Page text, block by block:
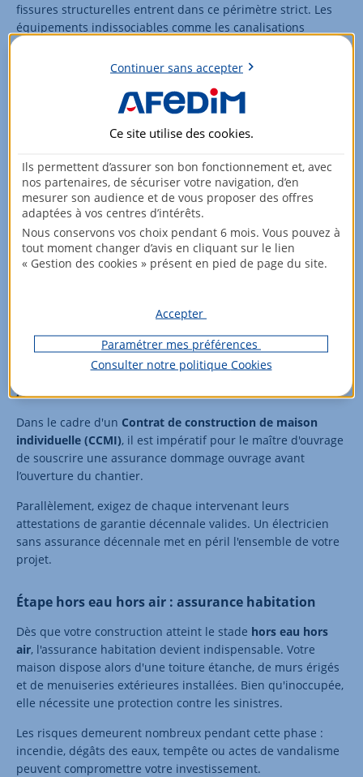
fissures structurelles entrent dans ce périmètre strict. Les
équipements indissociables comme les canalisations
central bénéficient également de cette couverture.
Restent exclus les défauts esthétiques, l'usure normale des
matériaux et les dommages résultant d'un entretien
En complément de la garantie décennale, il existe la
garantie de bon fonctionnement, également appelée
garantie biennale. Contrairement à la garantie décennale,
celle-ci n'est pas obligatoire. Elle couvre les éléments
d'équipementdissociables de l'ouvrage, tels que les portes,
les fenêtres, les volets, les équipements de plomberie et les
systèmes de chauffage amovibles, pendant unepériode de
Quand et comment faut-il assurer une
maison en construction ?
Avant le début des travaux
Dans le cadre d'un Contrat de construction de maison
individuelle (CCMI), il est impératif pour le maître d'ouvrage
de souscrire une assurance dommage ouvrage avant
l’ouverture du chantier.
Parallèlement, exigez de chaque intervenant leurs
attestations de garantie décennale valides. Un électricien
sans assurance décennale met en péril l'ensemble de votre
projet.
Étape hors eau hors air : assurance habitation
Dès que votre construction atteint le stade hors eau hors
air, l'assurance habitation devient indispensable. Votre
maison dispose alors d'une toiture étanche, de murs érigés
et de menuiseries extérieures installées. Bien qu'inoccupée,
elle nécessite une protection contre les sinistres.
Les risques demeurent nombreux pendant cette phase :
incendie, dégâts des eaux, tempête ou actes de vandalisme
peuvent compromettre votre investissement.
Continuer sans accepter
Ce site utilise des cookies.
Ils permettent d’assurer son bon fonctionnement et, avec
nos partenaires, de sécuriser votre navigation, d’en
mesurer son audience et de vous proposer des offres
adaptées à vos centres d’intérêts.
Nous conservons vos choix pendant 6 mois. Vous pouvez à
tout moment changer d’avis en cliquant sur le lien
« Gestion des cookies » présent en pied de page du site.
Accepter
Paramétrer mes préférences
Consulter notre politique Cookies